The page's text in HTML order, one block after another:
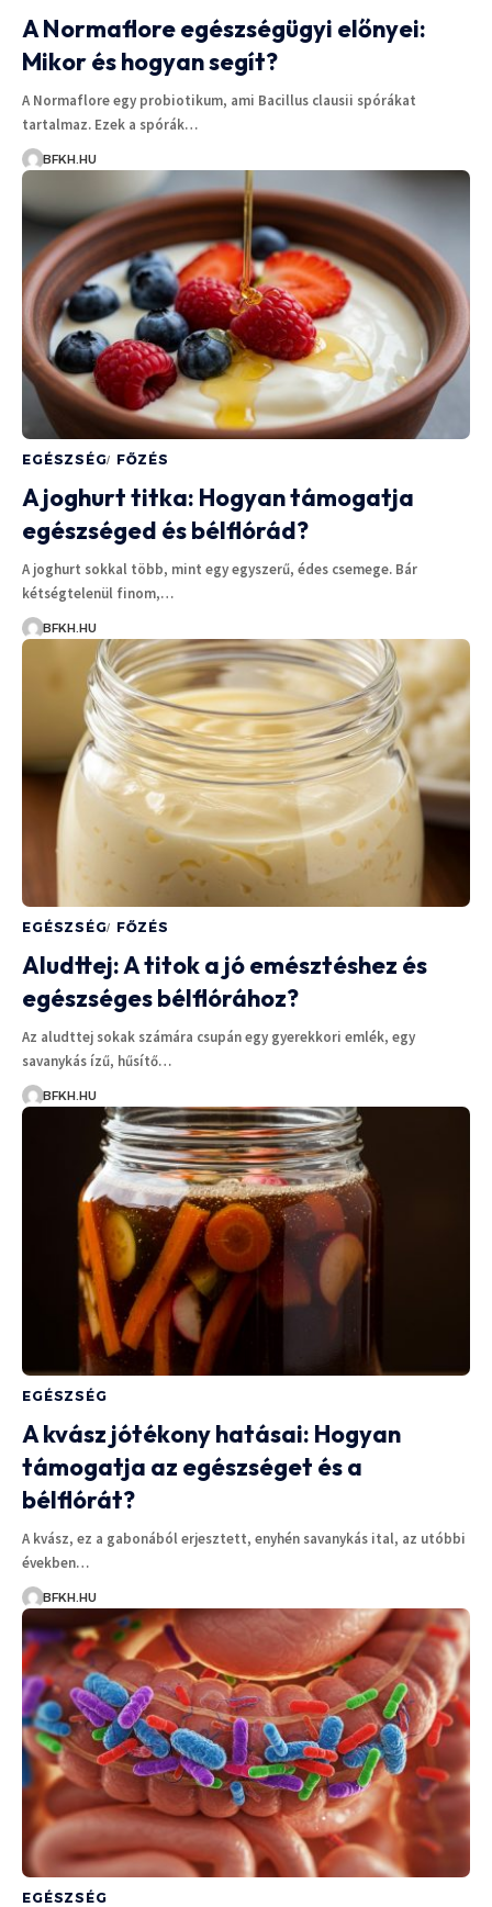
A Normaflore egészségügyi előnyei:
Mikor és hogyan segít?
A Normaflore egy probiotikum, ami Bacillus clausii spórákat
tartalmaz. Ezek a spórák…
BFKH.HU
EGÉSZSÉG FŐZÉS
A joghurt titka: Hogyan támogatja
egészséged és bélflórád?
A joghurt sokkal több, mint egy egyszerű, édes csemege. Bár
kétségtelenül finom,…
BFKH.HU
EGÉSZSÉG FŐZÉS
Aludttej: A titok a jó emésztéshez és
egészséges bélflórához?
Az aludttej sokak számára csupán egy gyerekkori emlék, egy
savanykás ízű, hűsítő…
BFKH.HU
EGÉSZSÉG
A kvász jótékony hatásai: Hogyan
támogatja az egészséget és a
bélflórát?
A kvász, ez a gabonából erjesztett, enyhén savanykás ital, az utóbbi
években…
BFKH.HU
EGÉSZSÉG